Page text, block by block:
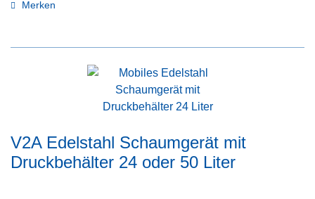
Merken
V2A Edelstahl Schaumgerät mit
Druckbehälter 24 oder 50 Liter